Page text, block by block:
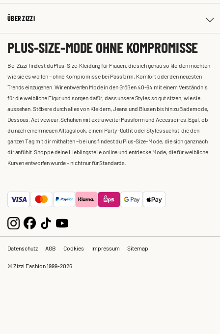
ÜBER ZIZZI
PLUS-SIZE-MODE OHNE KOMPROMISSE
Bei Zizzi findest du Plus-Size-Kleidung für Frauen, die sich genau so kleiden möchten,
wie sie es wollen – ohne Kompromisse bei Passform, Komfort oder den neuesten
Trends einzugehen. Wir entwerfen Mode in den Größen 40-64 mit einem Verständnis
für die weibliche Figur und sorgen dafür, dass unsere Styles so gut sitzen, wie sie
aussehen. Stöbere durch alles von Kleidern, Jeans und Blusen bis hin zu Bademode,
Dessous, Activewear, Schuhen mit extra weiter Passform und Accessoires. Egal, ob
du nach einem neuen Alltagslook, einem Party-Outfit oder Styles suchst, die den
ganzen Tag mit dir mithalten – bei uns findest du Plus-Size-Mode, die sich ganz nach
dir anfühlt. Shoppe deine Lieblingsteile online und entdecke Mode, die für weibliche
Kurven entworfen wurde – nicht nur für Standards.
Datenschutz AGB Cookies Impressum Sitemap
© Zizzi Fashion 1999-2026